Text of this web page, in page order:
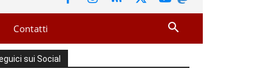
Contatti
sui Social